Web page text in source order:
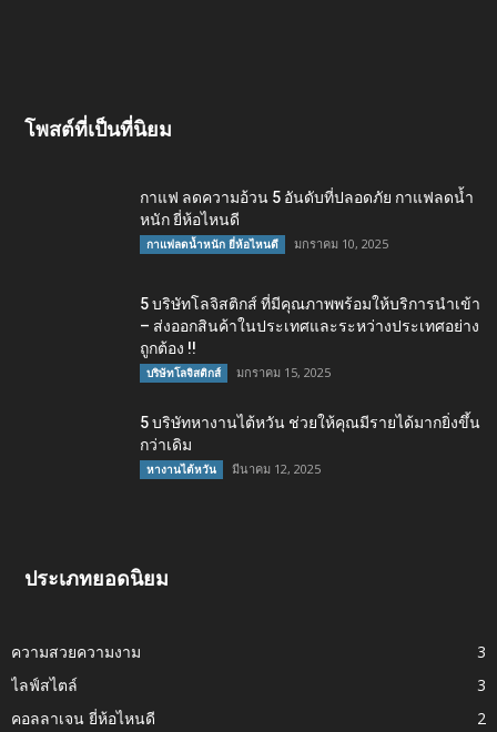
โพสต์ที่เป็นที่นิยม
กาแฟ ลดความอ้วน 5 อันดับที่ปลอดภัย กาแฟลดน้ำ
หนัก ยี่ห้อไหนดี
กาแฟลดน้ำหนัก ยี่ห้อไหนดี มกราคม 10, 2025
5 บริษัทโลจิสติกส์ ที่มีคุณภาพพร้อมให้บริการนำเข้า
– ส่งออกสินค้าในประเทศและระหว่างประเทศอย่าง
ถูกต้อง !!
บริษัทโลจิสติกส์ มกราคม 15, 2025
5 บริษัทหางานไต้หวัน ช่วยให้คุณมีรายได้มากยิ่งขึ้น
กว่าเดิม
หางานไต้หวัน มีนาคม 12, 2025
ประเภทยอดนิยม
ความสวยความงาม
3
ไลฟ์สไตล์
3
คอลลาเจน ยี่ห้อไหนดี
2